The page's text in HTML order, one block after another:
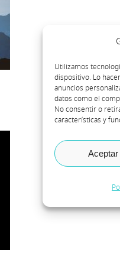
Utilizamos
dispositivo. Lo
anuncios
datos como el
No consentir o
características y
Aceptar
¿Quieres